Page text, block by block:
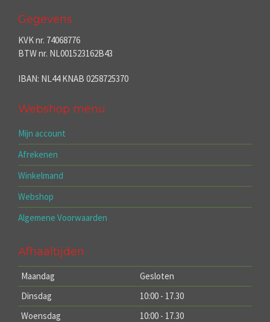
Gegevens
KVK nr. 74068776
BTW nr. NL001523162B43
IBAN: NL44 KNAB 0258725370
Webshop menu
Mijn account
Afrekenen
Winkelmand
Webshop
Algemene Voorwaarden
Afhaaltijden
Maandag
Gesloten
Dinsdag
10:00 - 17.30
Woensdag
10:00 - 17.30